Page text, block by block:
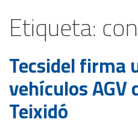
Etiqueta:
Tecsidel firma
vehículos
Teixidó